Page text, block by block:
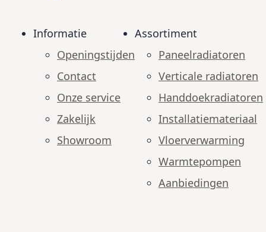
Informatie
Openingstijden
Contact
Onze service
Zakelijk
Showroom
Assortiment
Paneelradiatoren
Verticale radiatoren
Handdoekradiatoren
Installatiemateriaal
Vloerverwarming
Warmtepompen
Aanbiedingen